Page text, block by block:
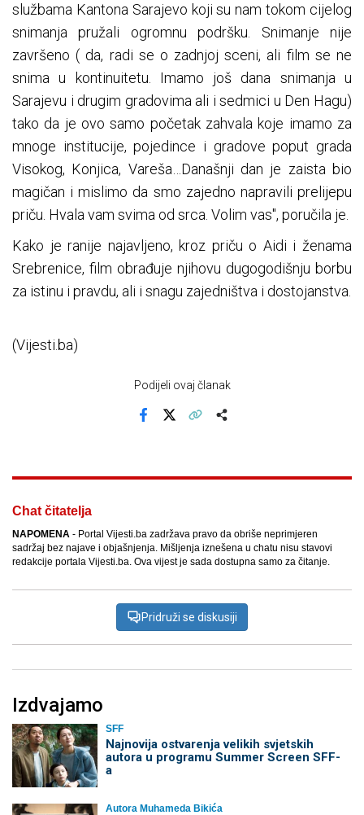
službama Kantona Sarajevo koji su nam tokom cijelog
snimanja pružali ogromnu podršku. Snimanje nije
završeno ( da, radi se o zadnjoj sceni, ali film se ne
snima u kontinuitetu. Imamo još dana snimanja u
Sarajevu i drugim gradovima ali i sedmici u Den Hagu)
tako da je ovo samo početak zahvala koje imamo za
mnoge institucije, pojedince i gradove poput grada
Visokog, Konjica, Vareša…Današnji dan je zaista bio
magičan i mislimo da smo zajedno napravili prelijepu
priču. Hvala vam svima od srca. Volim vas", poručila je.
Kako je ranije najavljeno, kroz priču o Aidi i ženama
Srebrenice, film obrađuje njihovu dugogodišnju borbu
za istinu i pravdu, ali i snagu zajedništva i dostojanstva.
(Vijesti.ba)
Podijeli ovaj članak
Chat čitatelja
NAPOMENA - Portal Vijesti.ba zadržava pravo da obriše neprimjeren
sadržaj bez najave i objašnjenja. Mišljenja iznešena u chatu nisu stavovi
redakcije portala Vijesti.ba. Ova vijest je sada dostupna samo za čitanje.
Pridruži se diskusiji
Izdvajamo
SFF
Najnovija ostvarenja velikih svjetskih
autora u programu Summer Screen SFF-
a
Autora Muhameda Bikića